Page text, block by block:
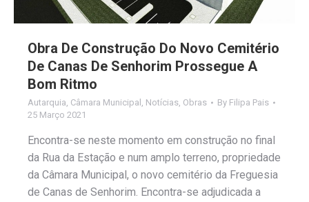
Obra De Construção Do Novo Cemitério
De Canas De Senhorim Prossegue A
Bom Ritmo
Autarquia, Câmara Municipal , Notícias, Obras By Filipa Pais
25 Março 2021
Encontra-se neste momento em construção no final
da Rua da Estação e num amplo terreno, propriedade
da Câmara Municipal, o novo cemitério da Freguesia
de Canas de Senhorim. Encontra-se adjudicada a